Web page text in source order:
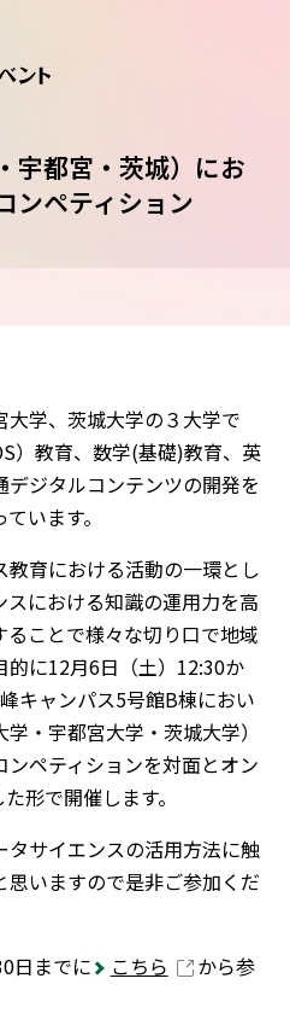
に戻る
宇都宮・茨城）にお
ンペティション
学、茨城大学の３大学で
）教育、数学(基礎)教育、英
ジタルコンテンツの開発を
います。
育における活動の一環とし
における知識の運用力を高
ことで様々な切り口で地域
に12月6日（土）12:30か
キャンパス5号館B棟におい
・宇都宮大学・茨城大学）
ペティションを対面とオン
形で開催します。
サイエンスの活用方法に触
いますので是非ご参加くだ
日までに
こちら
から参